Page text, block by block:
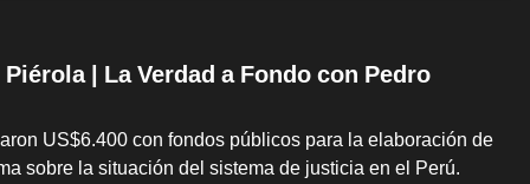
| La Verdad a Fondo con Pedro
US$6.400 con fondos públicos para la elaboración de
sobre la situación del sistema de justicia en el Perú.